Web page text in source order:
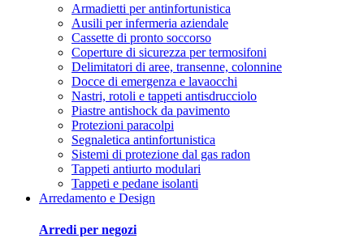
Armadietti per antinfortunistica
Ausili per infermeria aziendale
Cassette di pronto soccorso
Coperture di sicurezza per termosifoni
Delimitatori di aree, transenne, colonnine
Docce di emergenza e lavaocchi
Nastri, rotoli e tappeti antisdrucciolo
Piastre antishock da pavimento
Protezioni paracolpi
Segnaletica antinfortunistica
Sistemi di protezione dal gas radon
Tappeti antiurto modulari
Tappeti e pedane isolanti
Arredamento e Design
Arredi per negozi